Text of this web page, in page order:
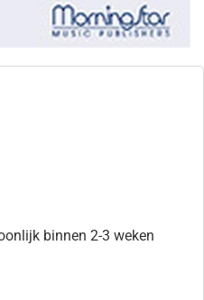
binnen 2-3 weken